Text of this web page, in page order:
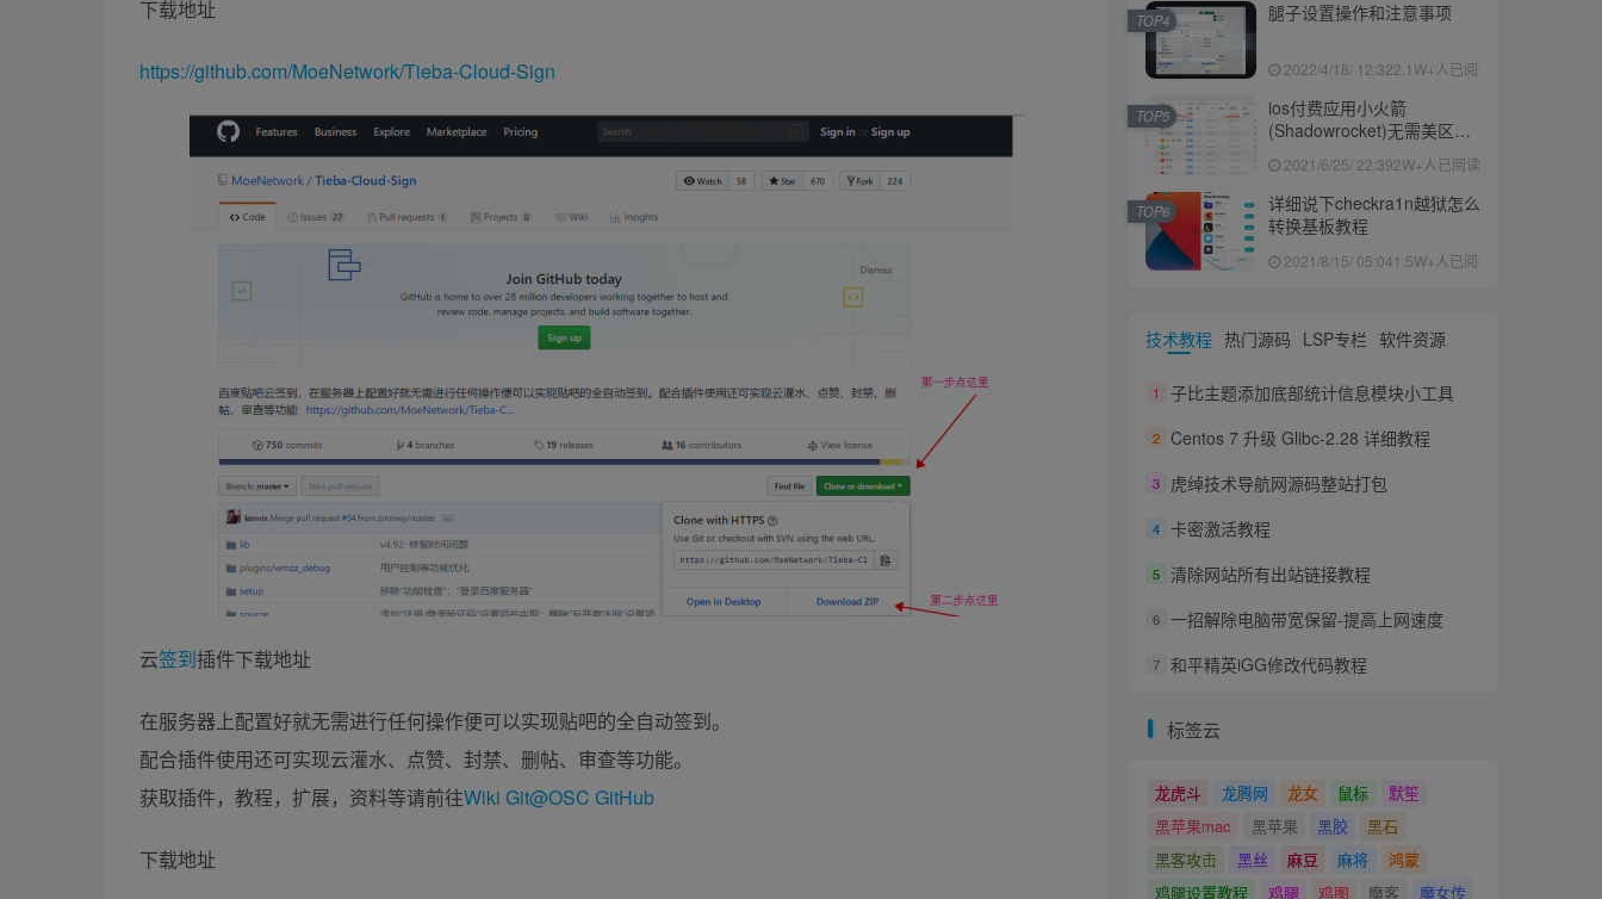
下载地址
https://github.com/MoeNetwork/Tieba-Cloud-Sign
云签到插件下载地址
在服务器上配置好就无需进行任何操作便可以实现贴吧的全自动签到。
配合插件使用还可实现云灌水、点赞、封禁、删帖、审查等功能。
获取插件，教程，扩展，资料等请前往Wiki Git@OSC GitHub
下载地址
腿子设置操作和注意事项
2022/4/18/ 12:322.1W+人已阅读
TOP4
ios付费应用小火箭
(Shadowrocket)无需美区苹
2021/6/25/ 22:392W+人已阅读
TOP5
详细说下checkra1n越狱怎么
转换基板教程
2021/8/15/ 05:04 1.5W+人已阅读
TOP6
技术教程 热门源码 LSP专栏 软件资源
1 子比主题添加底部统计信息模块小工具
2 Centos 7 升级 Glibc-2.28 详细教程
3 虎绰技术导航网源码整站打包
4 卡密激活教程
5 清除网站所有出站链接教程
6 一招解除电脑带宽保留-提高上网速度
7 和平精英iGG修改代码教程
标签云
龙虎斗 龙腾网 龙女 鼠标
默笙
黑苹果mac
黑苹果 黑胶
黑石
黑客攻击
黑丝 麻豆 麻将
鸿蒙
鸡腿设置教程
鸡腿 鸡图 魔客
魔女传